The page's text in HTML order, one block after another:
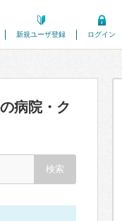
新規ユーザ登録 ログイン
病院・ク